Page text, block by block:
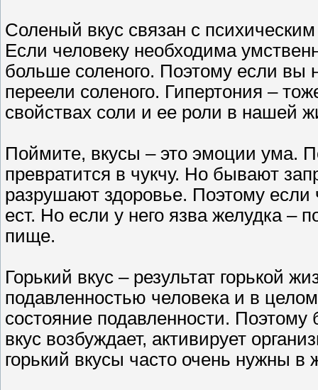
Соленый вкус связан с
Если человеку необходима
больше соленого. Поэтому если вы
переели соленого. Гипертония –
свойствах соли и ее роли в нашей
Поймите, вкусы – это эмоции ума.
превратится в чукчу. Но бывают
разрушают здоровье. Поэтому если
ест. Но если у него язва желудка –
пище.
Горький вкус – результат горькой
подавленностью человека и в
состояние подавленности. Поэтому
вкус возбуждает, активирует
горький вкусы часто очень нужны в